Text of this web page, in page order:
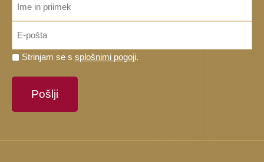
Prosimo,
strinjate
Strinjam se s splošnimi pogoji.